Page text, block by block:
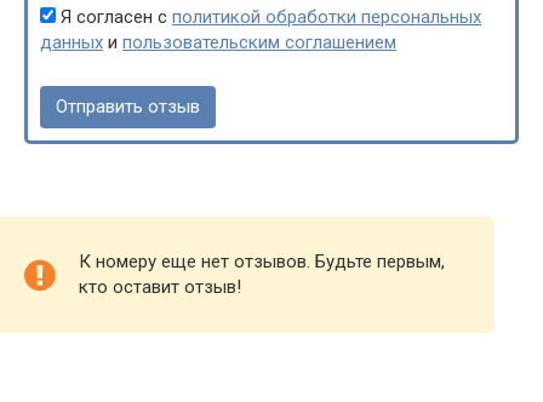
Я согласен с политикой обработки персональных
данных и пользовательским соглашением
К номеру еще нет отзывов. Будьте первым,
кто оставит отзыв!